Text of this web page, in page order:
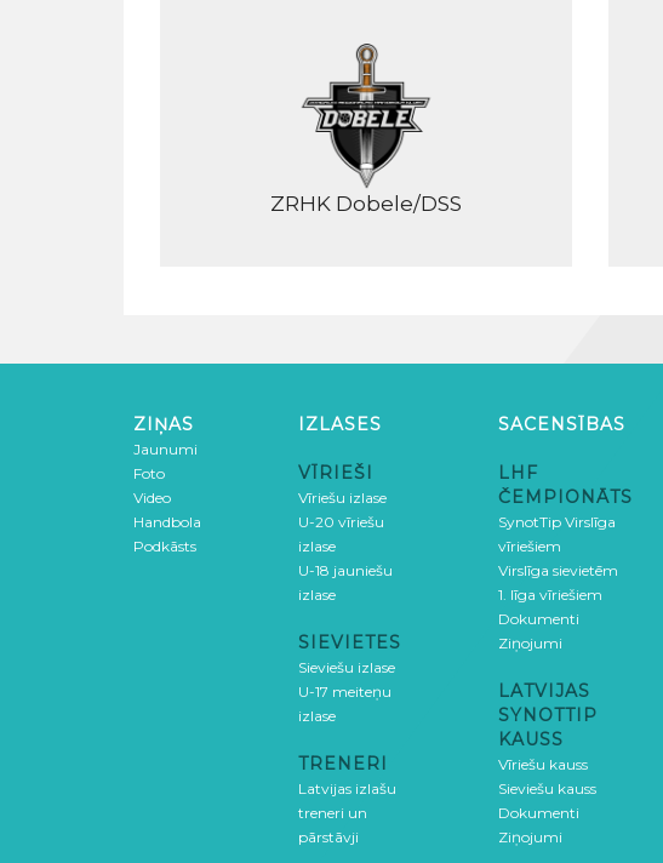
ZRHK Dobele/DSS
ZIŅAS
Jaunumi
Foto
Video
Handbola
Podkāsts
IZLASES
VĪRIEŠI
Vīriešu izlase
U-20 vīriešu
izlase
U-18 jauniešu
izlase
SIEVIETES
Sieviešu izlase
U-17 meiteņu
izlase
TRENERI
Latvijas izlašu
treneri un
pārstāvji
SACENSĪBAS
LHF
ČEMPIONĀTS
SynotTip Virslīga
vīriešiem
Virslīga sievietēm
1. līga vīriešiem
Dokumenti
Ziņojumi
LATVIJAS
SYNOTTIP
KAUSS
Vīriešu kauss
Sieviešu kauss
Dokumenti
Ziņojumi